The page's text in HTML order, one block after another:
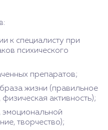
к специалисту при
психического
препаратов;
жизни (правильное
активность);
эмоциональной
творчество);